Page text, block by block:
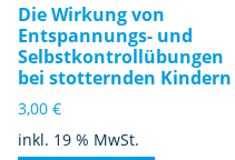
Die Wirkung von
Entspannungs- und
Selbstkontrollübungen
bei stotternden Kindern
3,00 €
inkl. 19 % MwSt.